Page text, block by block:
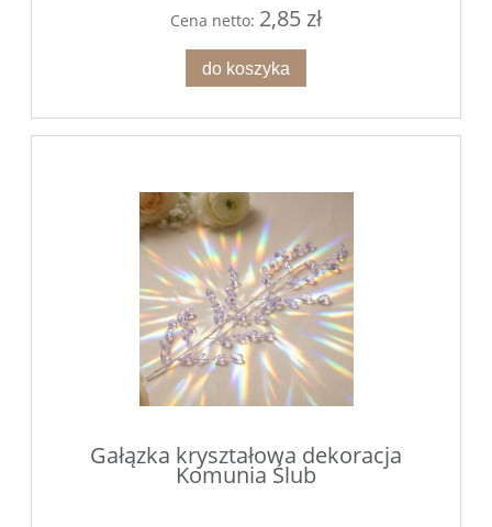
Cena netto: 2,85 zł
do koszyka
Gałązka kryształowa dekoracja
Komunia Ślub